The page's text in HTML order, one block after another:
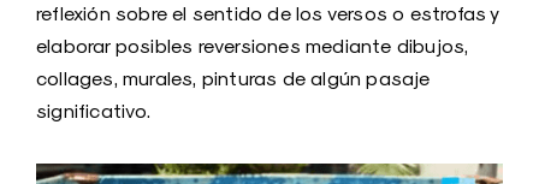
reflexión sobre el sentido de los versos o estrofas y
elaborar posibles reversiones mediante dibujos,
collages, murales, pinturas de algún pasaje
significativo.